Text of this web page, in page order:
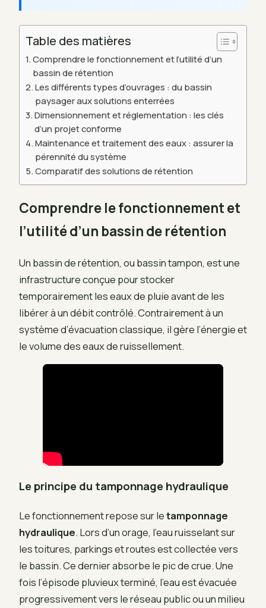
Table des matières
Comprendre le fonctionnement et l’utilité d’un
bassin de rétention
Les différents types d’ouvrages : du bassin
paysager aux solutions enterrées
Dimensionnement et réglementation : les clés
d’un projet conforme
Maintenance et traitement des eaux : assurer la
pérennité du système
Comparatif des solutions de rétention
Comprendre le fonctionnement et
l’utilité d’un bassin de rétention
Un bassin de rétention, ou bassin tampon, est une
infrastructure conçue pour stocker
temporairement les eaux de pluie avant de les
libérer à un débit contrôlé. Contrairement à un
système d’évacuation classique, il gère l’énergie et
le volume des eaux de ruissellement.
Le principe du tamponnage hydraulique
Le fonctionnement repose sur letamponnage
hydraulique. Lors d’un orage, l’eau ruisselant sur
les toitures, parkings et routes est collectée vers
le bassin. Ce dernier absorbe le pic de crue. Une
fois l’épisode pluvieux terminé, l’eau est évacuée
progressivement vers le réseau public ou un milieu